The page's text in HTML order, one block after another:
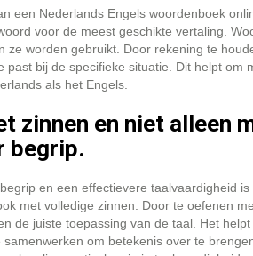
een Nederlands Engels woordenboek
voor de meest geschikte vertaling.
ze worden gebruikt. Door rekening te
past bij de specifieke situatie. Dit helpt
als het Engels.
zinnen en niet alleen
begrip.
en een effectievere taalvaardigheid
met volledige zinnen. Door te oefenen
de juiste toepassing van de taal. Het
samenwerken om betekenis over te